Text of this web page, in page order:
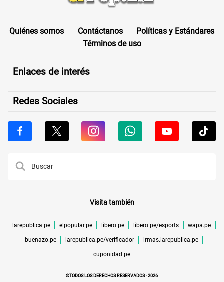
Quiénes somos Contáctanos
Políticas y Estándares
Términos de uso
Enlaces de interés
Redes Sociales
Visita también
larepublica.pe elpopular.pe libero.pe libero.pe/esports wapa.pe
buenazo.pe larepublica.pe/verificador lrmas.larepublica.pe
cuponidad.pe
©TODOS LOS DERECHOS RESERVADOS -2026